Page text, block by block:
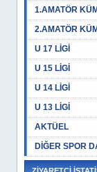
1.AMATÖR
2.AMATÖR
U 17 LİGİ
U 15 LİGİ
U 14 LİGİ
U 13 LİGİ
AKTÜEL
DİĞER SPOR